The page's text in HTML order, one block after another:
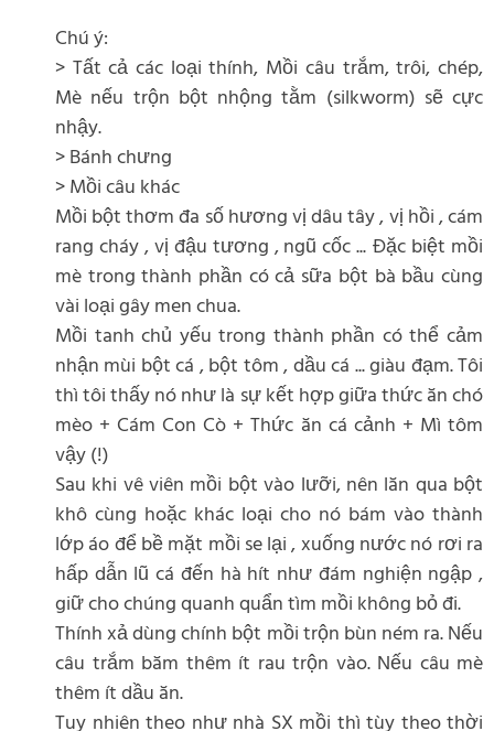
Chú ý:
> Tất cả các loại thính, Mồi câu trắm, trôi, chép,
Mè nếu trộn bột nhộng tằm (silkworm) sẽ cực
nhậy.
> Bánh chưng
> Mồi câu khác
Mồi bột thơm đa số hương vị dâu tây , vị hồi , cám
rang cháy , vị đậu tương , ngũ cốc ... Đặc biệt mồi
mè trong thành phần có cả sữa bột bà bầu cùng
vài loại gây men chua.
Mồi tanh chủ yếu trong thành phần có thể cảm
nhận mùi bột cá , bột tôm , dầu cá ... giàu đạm. Tôi
thì tôi thấy nó như là sự kết hợp giữa thức ăn chó
mèo + Cám Con Cò + Thức ăn cá cảnh + Mì tôm
vậy (!)
Sau khi vê viên mồi bột vào lưỡi, nên lăn qua bột
khô cùng hoặc khác loại cho nó bám vào thành
lớp áo để bề mặt mồi se lại , xuống nước nó rơi ra
hấp dẫn lũ cá đến hà hít như đám nghiện ngập ,
giữ cho chúng quanh quẩn tìm mồi không bỏ đi.
Thính xả dùng chính bột mồi trộn bùn ném ra. Nếu
câu trắm băm thêm ít rau trộn vào. Nếu câu mè
thêm ít dầu ăn.
Tuy nhiên theo như nhà SX mồi thì tùy theo thời